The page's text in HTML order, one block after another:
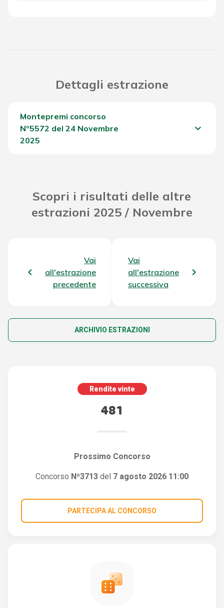
Dettagli estrazione
Montepremi concorso
Nº5572 del 24 Novembre
2025
keyboard_arrow_down
Scopri i risultati delle altre
estrazioni 2025 / Novembre
Vai
all'estrazione
precedente
Vai
all'estrazione
successiva
ARCHIVIO ESTRAZIONI
Rendite vinte
481
Prossimo Concorso
Concorso Nº3713 del 7 agosto 2026 11:00
PARTECIPA AL CONCORSO